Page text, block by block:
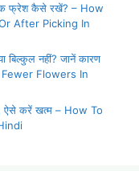
फ्रेश कैसे रखें? – How
After Picking In
बिल्कुल नहीं? जानें कारण
Flowers In
ऐसे करें खत्म – How To